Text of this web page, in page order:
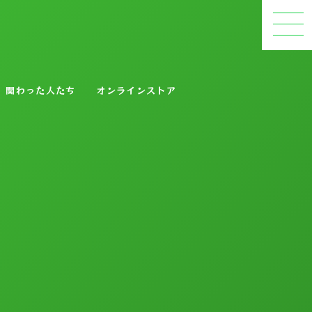
関わった人たち オンラインストア